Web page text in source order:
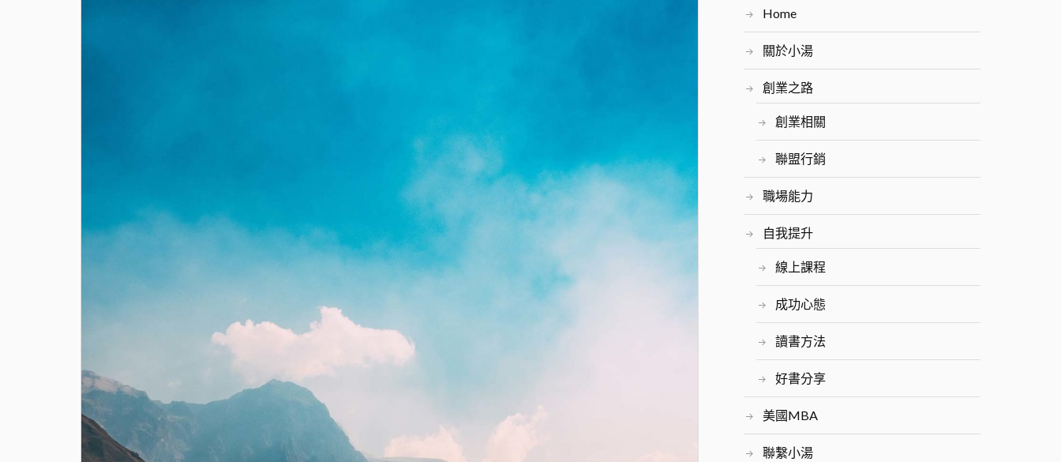
Home
關於小湯
創業之路
創業相關
聯盟行銷
職場能力
自我提升
線上課程
成功心態
讀書方法
好書分享
美國MBA
聯繫小湯